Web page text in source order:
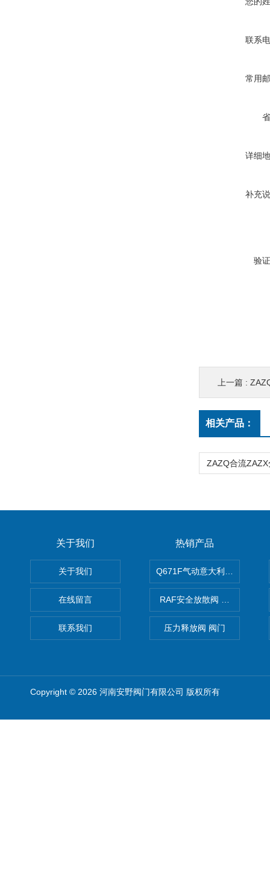
联系
常用
详细
补充
验
上一篇 :
相关产品：
关于我们
关于我们
在线留言
联系我们
热销产品
Q671F气动意大利式薄型球阀
RAF安全放散阀 阀生产
压力释放阀 阀门
Copyright © 2026 河南安野阀门有限公司 版权所有